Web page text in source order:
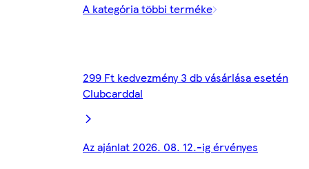
A kategória többi terméke
299 Ft kedvezmény 3 db vásárlása esetén
Clubcarddal
Az ajánlat 2026. 08. 12.-ig érvényes